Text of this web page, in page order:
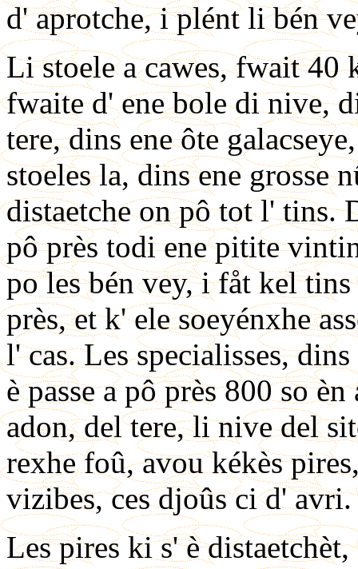
d' aprotche, i plént li bén
Li stoele a cawes, fwait 40
fwaite d' ene bole di nive,
tere, dins ene ôte
stoeles la, dins ene grosse
distaetche on pô tot l' tins.
pô près todi ene pitite
po les bén vey, i fåt kel
près, et k' ele soeyénxhe
l' cas. Les specialisses,
è passe a pô près 800 so
adon, del tere, li nive del
rexhe foû, avou kékès
vizibes, ces djoûs ci d' avri.
Les pires ki s' è